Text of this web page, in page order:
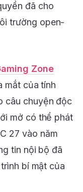
đã cho
trường open-
Zone
mắt của tính
câu chuyện độc
mở có thể phát
27 vào năm
tin nội bộ đã
bí mật của